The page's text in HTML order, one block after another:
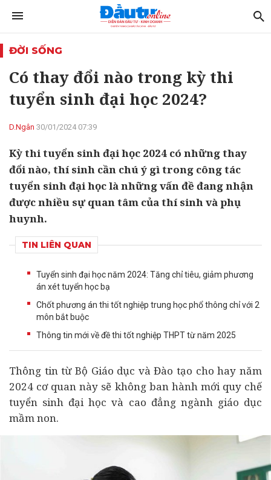
ĐỜI SỐNG
Có thay đổi nào trong kỳ thi
tuyển sinh đại học 2024?
D.Ngân 30/01/2024 07:39
Kỳ thi tuyển sinh đại học 2024 có những thay
đổi nào, thí sinh cần chú ý gì trong công tác
tuyển sinh đại học là những vấn đề đang nhận
được nhiều sự quan tâm của thí sinh và phụ
huynh.
TIN LIÊN QUAN
Tuyển sinh đại học năm 2024: Tăng chỉ tiêu, giảm phương
án xét tuyển học bạ
Chốt phương án thi tốt nghiệp trung học phổ thông chỉ với 2
môn bắt buộc
Thông tin mới về đề thi tốt nghiệp THPT từ năm 2025
Thông tin từ Bộ Giáo dục và Đào tạo cho hay năm
2024 cơ quan này sẽ không ban hành mới quy chế
tuyển sinh đại học và cao đẳng ngành giáo dục
mầm non.